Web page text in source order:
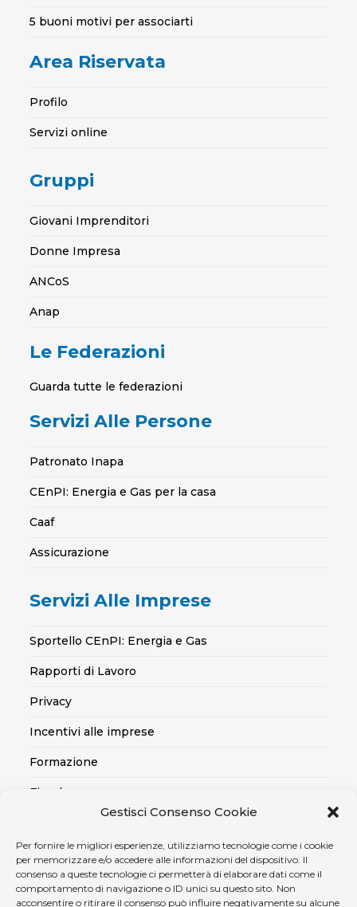
Gestisci Consenso Cookie
Per fornire le migliori esperienze, utilizziamo tecnologie come i cookie
per memorizzare e/o accedere alle informazioni del dispositivo. Il
consenso a queste tecnologie ci permetterà di elaborare dati come il
comportamento di navigazione o ID unici su questo sito. Non
acconsentire o ritirare il consenso può influire negativamente su alcune
5 buoni motivi per associarti
Area Riservata
Profilo
Servizi online
Gruppi
Giovani Imprenditori
Donne Impresa
ANCoS
Anap
Le Federazioni
Guarda tutte le federazioni
Servizi Alle Persone
Patronato Inapa
CEnPI: Energia e Gas per la casa
Caaf
Assicurazione
Servizi Alle Imprese
Sportello CEnPI: Energia e Gas
Rapporti di Lavoro
Privacy
Incentivi alle imprese
Formazione
Fiscale
Credito alle imprese
Certificazioni SOA, Qualità..